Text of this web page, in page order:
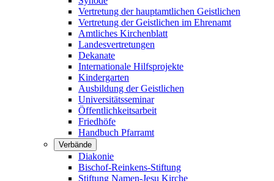
Vertretung der hauptamtlichen Geistlichen
Vertretung der Geistlichen im Ehrenamt
Amtliches Kirchenblatt
Landesvertretungen
Dekanate
Internationale Hilfsprojekte
Kindergarten
Ausbildung der Geistlichen
Universitätsseminar
Öffentlichkeitsarbeit
Friedhöfe
Handbuch Pfarramt
Verbände
Diakonie
Bischof-Reinkens-Stiftung
Stiftung Namen-Jesu Kirche